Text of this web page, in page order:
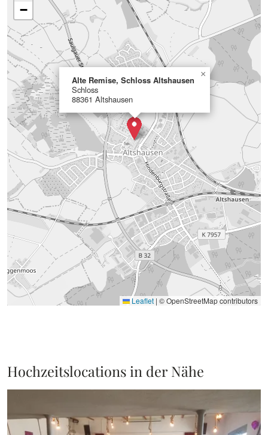
Alte Remise, Schloss Altshausen
Schloss
88361 Altshausen
×
−
Leaflet | © OpenStreetMap contributors
Hochzeitslocations in der Nähe